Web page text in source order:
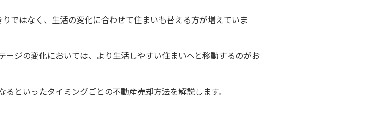
ではなく、生活の変化に合わせて住まいも替える方が増えていま
ージの変化においては、より生活しやすい住まいへと移動するのがお
といったタイミングごとの不動産売却方法を解説します。